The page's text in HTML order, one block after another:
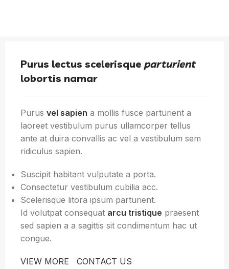
Purus lectus scelerisque parturient
lobortis namar
Purus vel sapien a mollis fusce parturient a
laoreet vestibulum purus ullamcorper tellus
ante at duira convallis ac vel a vestibulum sem
ridiculus sapien.
Suscipit habitant vulputate a porta.
Consectetur vestibulum cubilia acc.
Scelerisque litora ipsum parturient.
Id volutpat consequat arcu tristique praesent
sed sapien a a sagittis sit condimentum hac ut
congue.
VIEW MORE CONTACT US